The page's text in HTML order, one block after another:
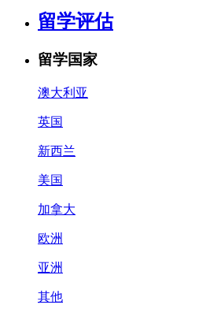
留学评估
留学国家
澳大利亚
英国
新西兰
美国
加拿大
欧洲
亚洲
其他